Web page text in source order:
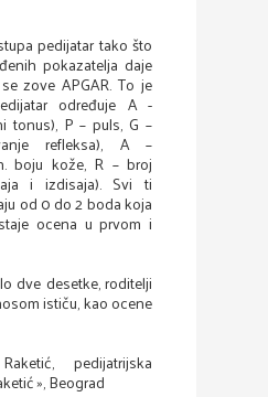
pedijatar tako što
pokazatelja daje
zove APGAR. To je
određuje A -
tonus), P – puls, G –
refleksa), A –
boju kože, R – broj
i izdisaja). Svi ti
od 0 do 2 boda koja
ocena u prvom i
dve desetke, roditelji
ističu, kao ocene
pedijatrijska
», Beograd